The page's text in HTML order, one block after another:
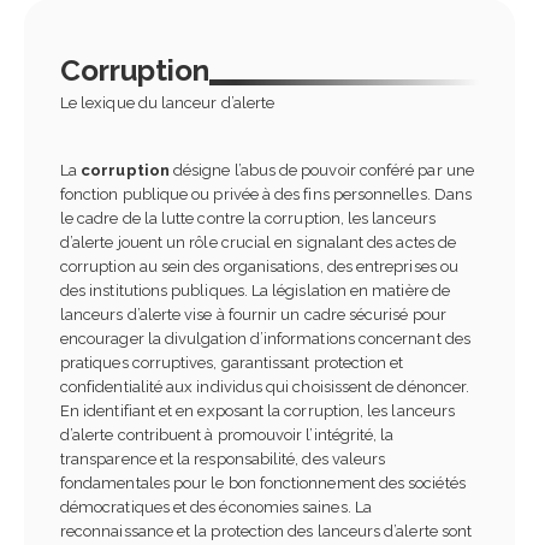
Corruption
Le lexique du lanceur d’alerte
La corruption désigne l’abus de pouvoir conféré par une
fonction publique ou privée à des fins personnelles. Dans
le cadre de la lutte contre la corruption, les lanceurs
d’alerte jouent un rôle crucial en signalant des actes de
corruption au sein des organisations, des entreprises ou
des institutions publiques. La législation en matière de
lanceurs d’alerte vise à fournir un cadre sécurisé pour
encourager la divulgation d’informations concernant des
pratiques corruptives, garantissant protection et
confidentialité aux individus qui choisissent de dénoncer.
En identifiant et en exposant la corruption, les lanceurs
d’alerte contribuent à promouvoir l’intégrité, la
transparence et la responsabilité, des valeurs
fondamentales pour le bon fonctionnement des sociétés
démocratiques et des économies saines. La
reconnaissance et la protection des lanceurs d’alerte sont